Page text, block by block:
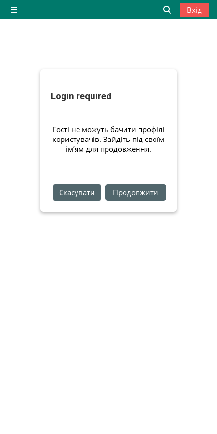
Перейти до головного вмісту
Бокова панель
Вхід
Login required
Гості не можуть бачити профілі
користувачів. Зайдіть під своїм
ім’ям для продовження.
Скасувати Продовжити